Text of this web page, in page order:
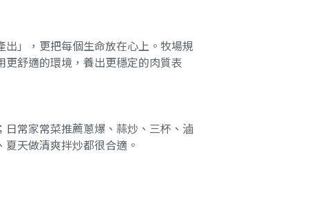
」，更把每個生命放在心上。牧場規
舒適的環境，養出更穩定的肉質表
常家常菜推薦蔥爆、蒜炒、三杯、滷
天做清爽拌炒都很合適。